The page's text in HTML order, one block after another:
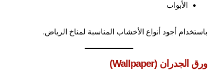
الأبواب
باستخدام أجود أنواع الأخشاب المناسبة لمناخ الرياض.
ورق الجدران (Wallpaper)